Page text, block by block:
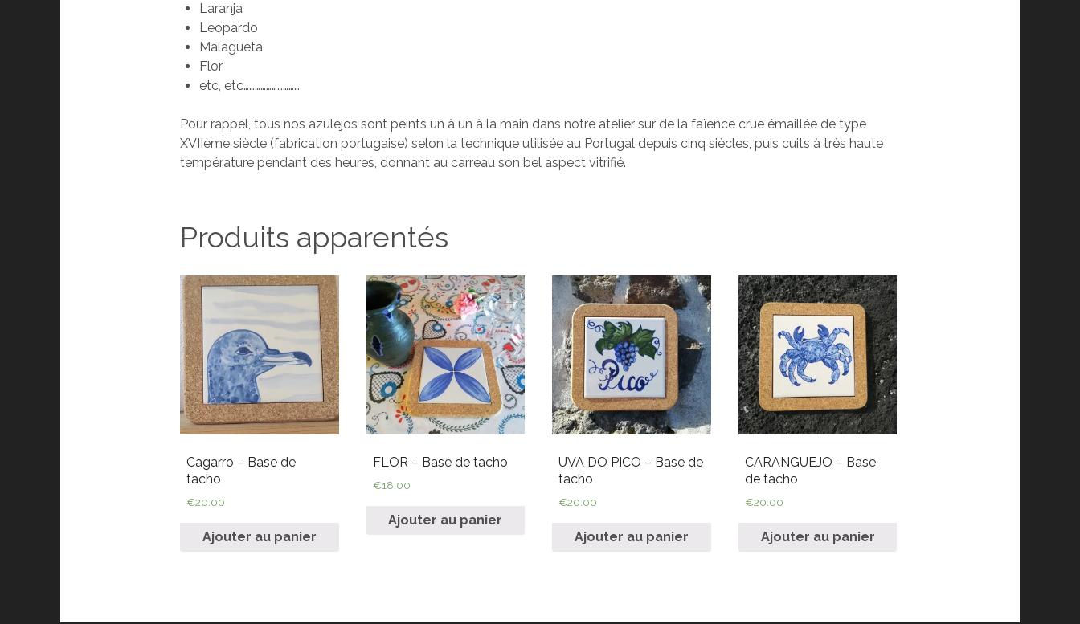
Laranja
Leopardo
Malagueta
Flor
etc, etc…………………………
Pour rappel, tous nos azulejos sont peints un à un à la main dans notre atelier sur de la faïence crue émaillée de type
XVIIème siècle (fabrication portugaise) selon la technique utilisée au Portugal depuis cinq siècles, puis cuits à très haute
température pendant des heures, donnant au carreau son bel aspect vitrifié.
Produits apparentés
Cagarro – Base de
tacho
€20.00
Ajouter au panier
FLOR – Base de tacho
€18.00
Ajouter au panier
UVA DO PICO – Base de
tacho
€20.00
Ajouter au panier
CARANGUEJO – Base
de tacho
€20.00
Ajouter au panier